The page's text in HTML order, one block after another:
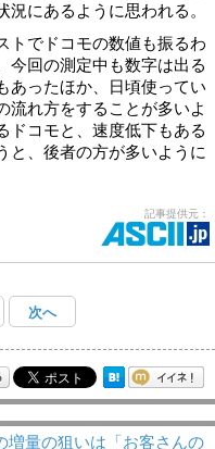
にあるように思われる。
でドコモの数値も振るわ
今回の測定中も数字は出る
あったほか、日頃使ってい
流れ方をすることが多いよ
ドコモと、速度低下もある
と、後者の方が多いように
記事提供元：
次へ
増量の狙いは「お客さんの